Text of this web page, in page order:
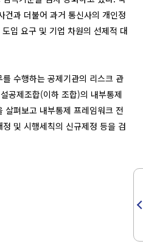
건과 더불어 과거 통신사의 개인정
입 요구 및 기업 차원의 선제적 대
수행하는 공제기관의 리스크 관
공제조합(이하 조합)의 내부통제
살펴보고 내부통제 프레임워크 전
및 시행세칙의 신규제정 등을 검